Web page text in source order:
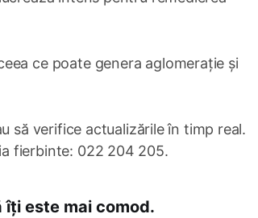
ce poate genera aglomerație și
să verifice actualizările în timp real.
fierbinte: 022 204 205.
îți este mai comod.